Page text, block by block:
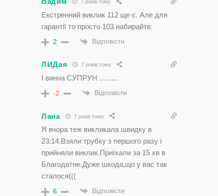
7 років тому
Екстренний виклик 112 ще є. Але для
гарантії то просто 103 набирайте.
2 Відповісти
ЛИДая 7 років тому
І винна СУПРУН ……..
-2 Відповісти
Лана 7 років тому
Я вчора теж викликала швидку в
23:14.Взяли трубку з першого разу і
прийняли виклик.Приїхали за 15 хв в
Благодатне.Дуже шкода,що у вас так
сталося(((
6 Відповісти